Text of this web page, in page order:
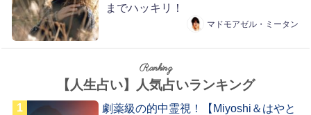
までハッキリ！
マドモアゼル・ミータン
Ranking
【人生占い】人気占いランキング
劇薬級の的中霊視！【Miyoshi＆はやと